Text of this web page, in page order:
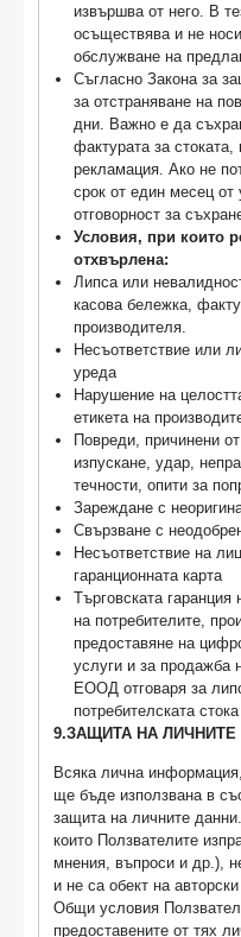
извършва от него. В
осъществява и не
обслужване на
Съгласно Закона за
за отстраняване на
дни. Важно е да
фактурата за стоката,
рекламация. Ако не
срок от един месец
отговорност за
Условия, при които
отхвърлена:
Липса или
касова бележка,
производителя.
Несъответствие или
уреда
Нарушение на
етикета на
Повреди, причинени
изпускане, удар,
течности, опити за
Зареждане с
Свързване с
Несъответствие на
гаранционната карта
Търговската
на потребителите,
предоставяне на
услуги и за продажба
ЕООД отговаря за
потребителската
9.ЗAЩИTA HA ЛИЧHИTE
Всяка лична
ще бъде използвана в
защита на личните
които Ползвателите
мнения, въпроси и др.),
и не са обект на
Общи условия
предоставените от тях